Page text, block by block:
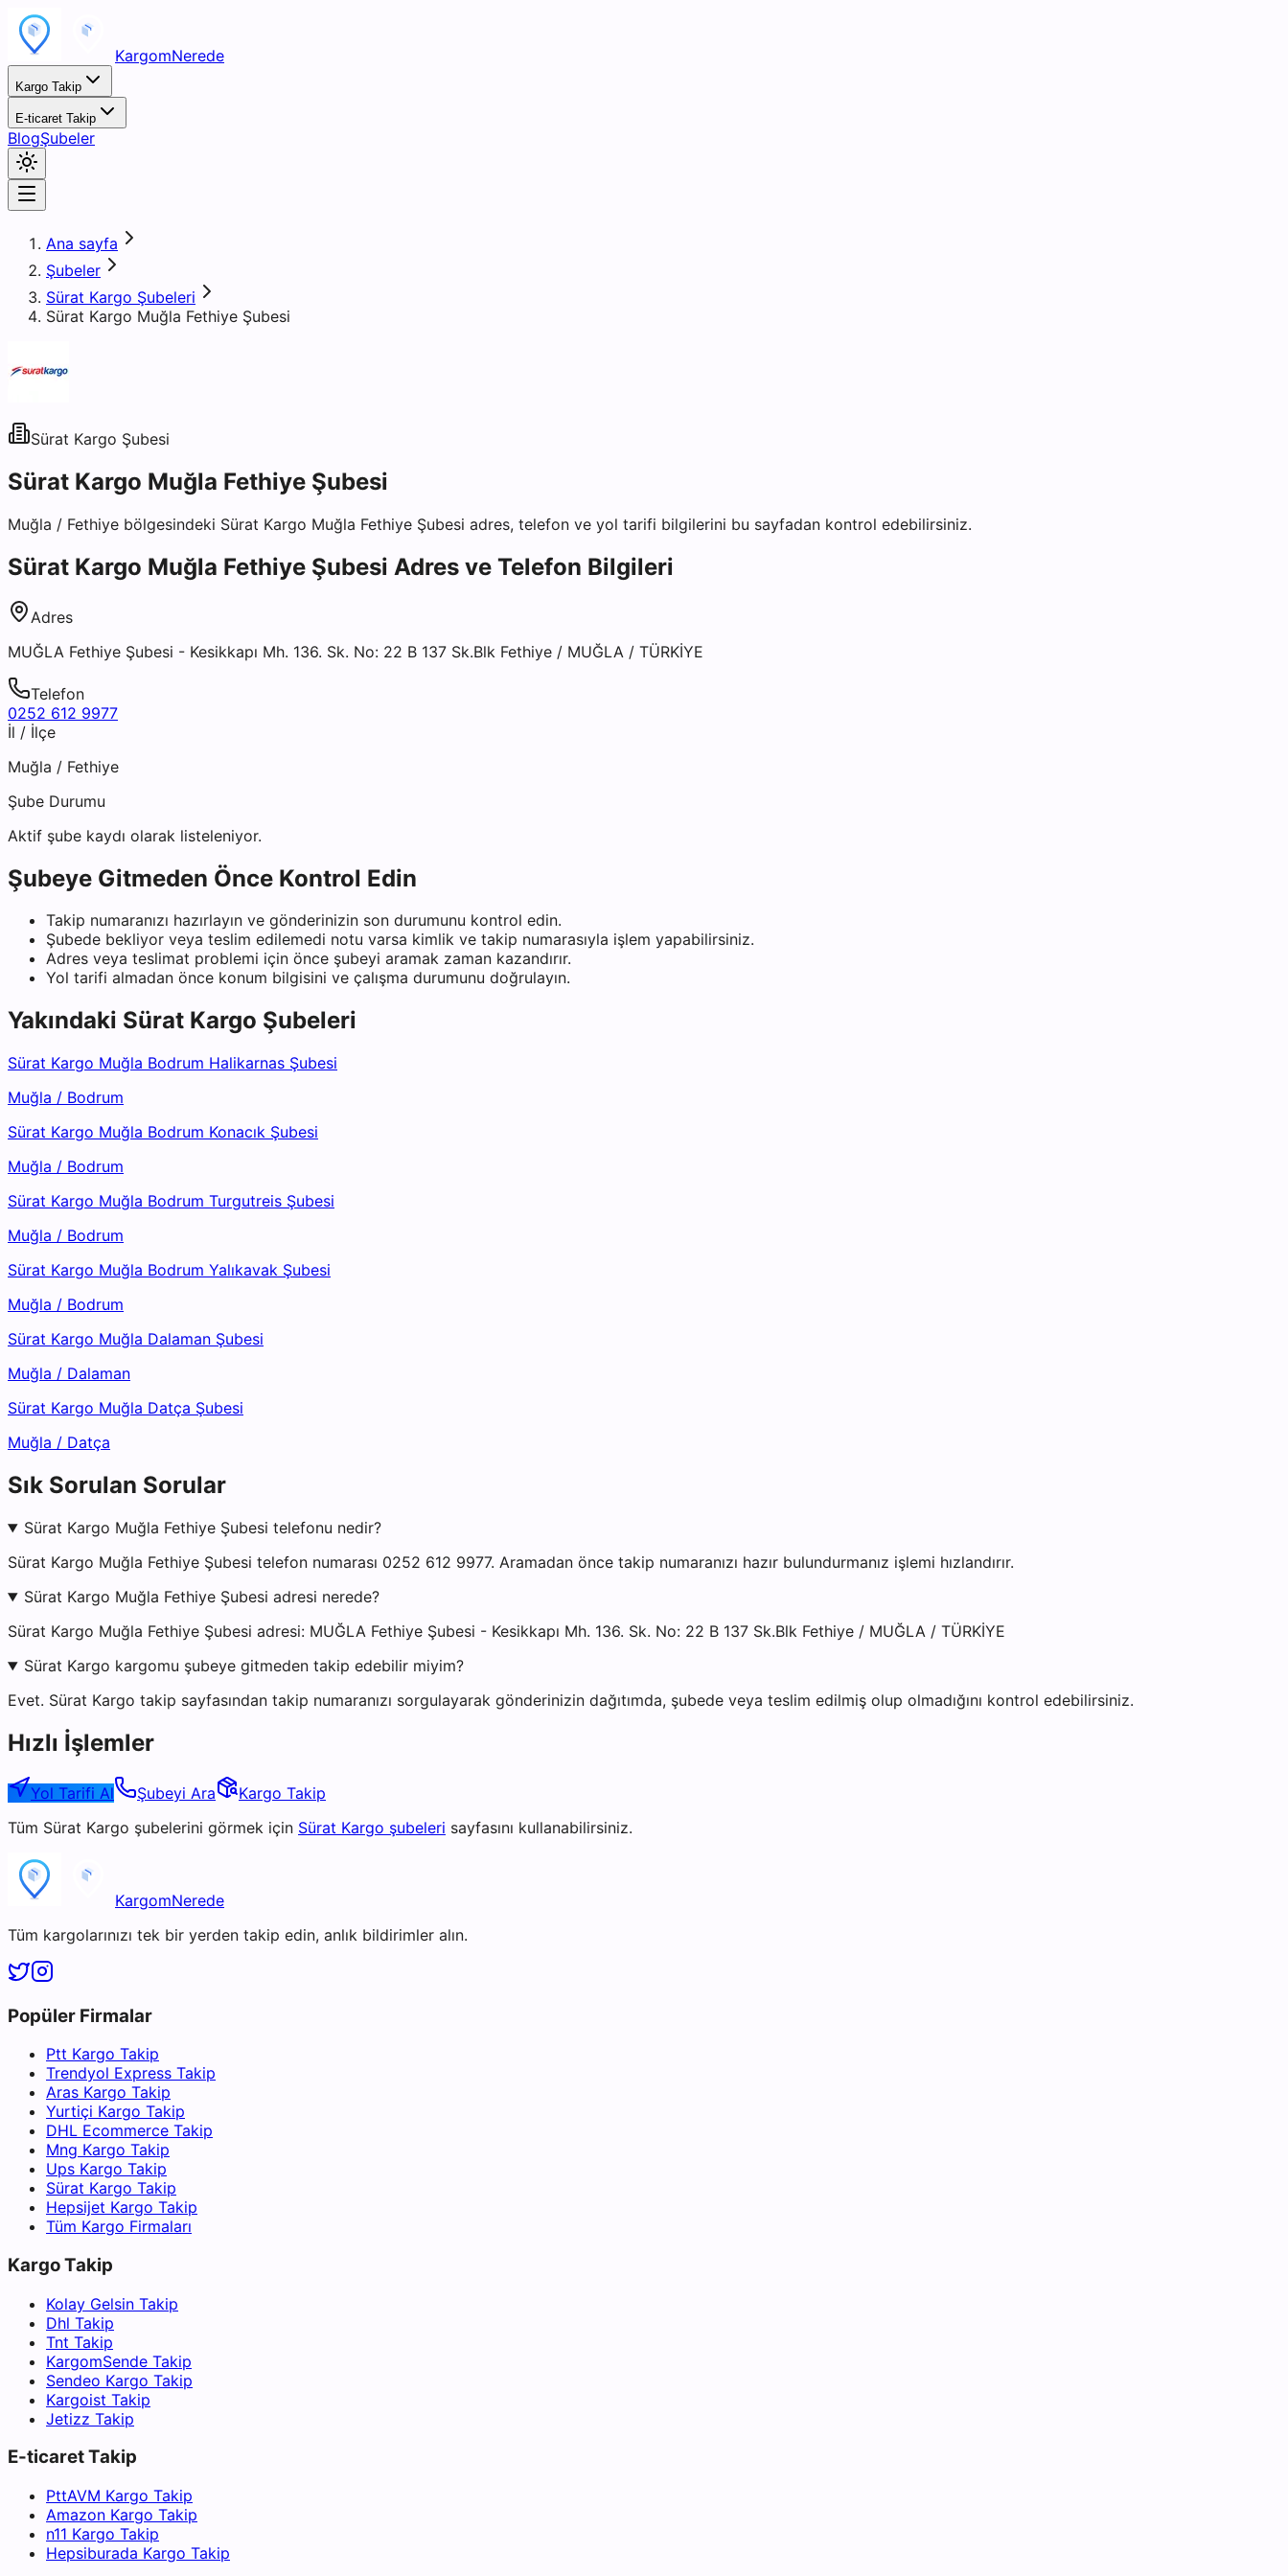
KargomNerede
Kargo Takip
E-ticaret Takip
BlogŞubeler
Ana sayfa
Şubeler
Sürat Kargo Şubeleri
Sürat Kargo Muğla Fethiye Şubesi
Sürat Kargo Şubesi
Sürat Kargo Muğla Fethiye Şubesi
Muğla / Fethiye bölgesindeki Sürat Kargo Muğla Fethiye Şubesi adres, telefon ve yol tarifi bilgilerini bu sayfadan kontrol edebilirsiniz.
Sürat Kargo Muğla Fethiye Şubesi Adres ve Telefon Bilgileri
Adres
MUĞLA Fethiye Şubesi - Kesikkapı Mh. 136. Sk. No: 22 B 137 Sk.Blk Fethiye / MUĞLA / TÜRKİYE
Telefon
0252 612 9977
İl / İlçe
Muğla / Fethiye
Şube Durumu
Aktif şube kaydı olarak listeleniyor.
Şubeye Gitmeden Önce Kontrol Edin
Takip numaranızı hazırlayın ve gönderinizin son durumunu kontrol edin.
Şubede bekliyor veya teslim edilemedi notu varsa kimlik ve takip numarasıyla işlem yapabilirsiniz.
Adres veya teslimat problemi için önce şubeyi aramak zaman kazandırır.
Yol tarifi almadan önce konum bilgisini ve çalışma durumunu doğrulayın.
Yakındaki Sürat Kargo Şubeleri
Sürat Kargo Muğla Bodrum Halikarnas Şubesi
Muğla / Bodrum
Sürat Kargo Muğla Bodrum Konacık Şubesi
Muğla / Bodrum
Sürat Kargo Muğla Bodrum Turgutreis Şubesi
Muğla / Bodrum
Sürat Kargo Muğla Bodrum Yalıkavak Şubesi
Muğla / Bodrum
Sürat Kargo Muğla Dalaman Şubesi
Muğla / Dalaman
Sürat Kargo Muğla Datça Şubesi
Muğla / Datça
Sık Sorulan Sorular
Sürat Kargo Muğla Fethiye Şubesi telefonu nedir?
Sürat Kargo Muğla Fethiye Şubesi telefon numarası 0252 612 9977. Aramadan önce takip numaranızı hazır bulundurmanız işlemi hızlandırır.
Sürat Kargo Muğla Fethiye Şubesi adresi nerede?
Sürat Kargo Muğla Fethiye Şubesi adresi: MUĞLA Fethiye Şubesi - Kesikkapı Mh. 136. Sk. No: 22 B 137 Sk.Blk Fethiye / MUĞLA / TÜRKİYE
Sürat Kargo kargomu şubeye gitmeden takip edebilir miyim?
Evet. Sürat Kargo takip sayfasından takip numaranızı sorgulayarak gönderinizin dağıtımda, şubede veya teslim edilmiş olup olmadığını kontrol edebilirsiniz.
Hızlı İşlemler
Yol Tarifi Al Şubeyi Ara
Kargo Takip
Tüm Sürat Kargo şubelerini görmek için Sürat Kargo şubeleri sayfasını kullanabilirsiniz.
KargomNerede
Tüm kargolarınızı tek bir yerden takip edin, anlık bildirimler alın.
Popüler Firmalar
Ptt Kargo Takip
Trendyol Express Takip
Aras Kargo Takip
Yurtiçi Kargo Takip
DHL Ecommerce Takip
Mng Kargo Takip
Ups Kargo Takip
Sürat Kargo Takip
Hepsijet Kargo Takip
Tüm Kargo Firmaları
Kargo Takip
Kolay Gelsin Takip
Dhl Takip
Tnt Takip
KargomSende Takip
Sendeo Kargo Takip
Kargoist Takip
Jetizz Takip
E-ticaret Takip
PttAVM Kargo Takip
Amazon Kargo Takip
n11 Kargo Takip
Hepsiburada Kargo Takip